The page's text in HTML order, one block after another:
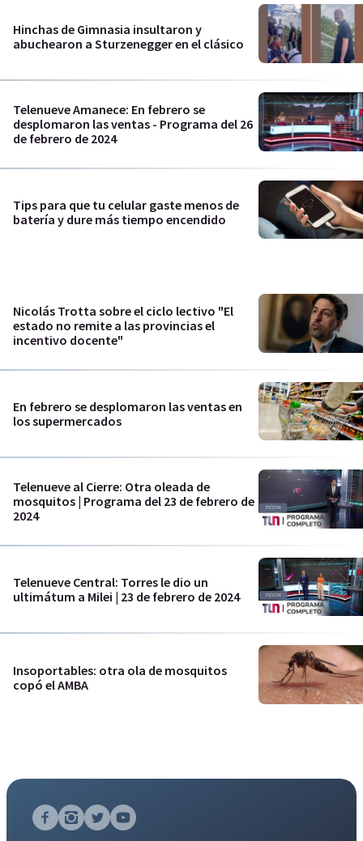
Hinchas de Gimnasia insultaron y
abuchearon a Sturzenegger en el clásico
Telenueve Amanece: En febrero se
desplomaron las ventas - Programa del 26
de febrero de 2024
Tips para que tu celular gaste menos de
batería y dure más tiempo encendido
Nicolás Trotta sobre el ciclo lectivo "El
estado no remite a las provincias el
incentivo docente"
En febrero se desplomaron las ventas en
los supermercados
Telenueve al Cierre: Otra oleada de
mosquitos | Programa del 23 de febrero de
2024
Telenueve Central: Torres le dio un
ultimátum a Milei | 23 de febrero de 2024
Insoportables: otra ola de mosquitos
copó el AMBA